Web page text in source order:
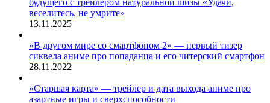
будущего с трейлером натуральной шизы «Удачи,
веселитесь, не умрите»
13.11.2025
«В другом мире со смартфоном 2» — первый тизер
сиквела аниме про попаданца и его читерский смартфон
28.11.2022
«Старшая карта» — трейлер и дата выхода аниме про
азартные игры и сверхспособности